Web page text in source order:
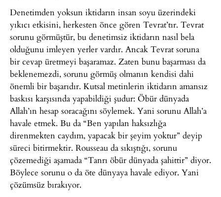
Denetimden yoksun iktidarın insan soyu üzerindeki
yıkıcı etkisini, herkesten önce gören Tevrat’tır. Tevrat
sorunu görmüştür, bu denetimsiz iktidarın nasıl bela
olduğunu imleyen yerler vardır. Ancak Tevrat soruna
bir cevap üretmeyi başaramaz. Zaten bunu başarması da
beklenemezdi, sorunu görmüş olmanın kendisi dahi
önemli bir başarıdır. Kutsal metinlerin iktidarın amansız
baskısı karşısında yapabildiği şudur: Öbür dünyada
Allah’ın hesap soracağını söylemek. Yani sorunu Allah’a
havale etmek. Bu da “Ben yapılan haksızlığa
direnmekten caydım, yapacak bir şeyim yoktur” deyip
süreci bitirmektir. Rousseau da sıkıştığı, sorunu
çözemediği aşamada “Tanrı öbür dünyada şahittir” diyor.
Böylece sorunu o da öte dünyaya havale ediyor. Yani
çözümsüz bırakıyor.